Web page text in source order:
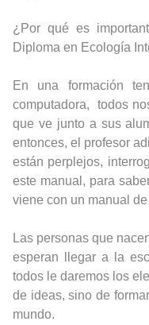
¿Por qué es
Diploma en Ecología
En una formación
computadora, todos
que ve junto a sus
entonces, el profesor
están perplejos,
este manual, para
viene con un manual de
Las personas que
esperan llegar a la
todos le daremos los
de ideas, sino de
mundo.